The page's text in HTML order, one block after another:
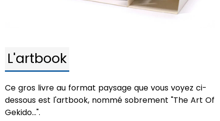
L'artbook
Ce gros livre au format paysage que vous voyez ci-
dessous est l'artbook, nommé sobrement "The Art Of
Gekido...".